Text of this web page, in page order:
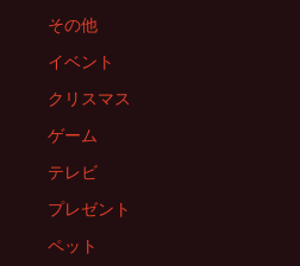
その他
イベント
クリスマス
ゲーム
テレビ
プレゼント
ペット